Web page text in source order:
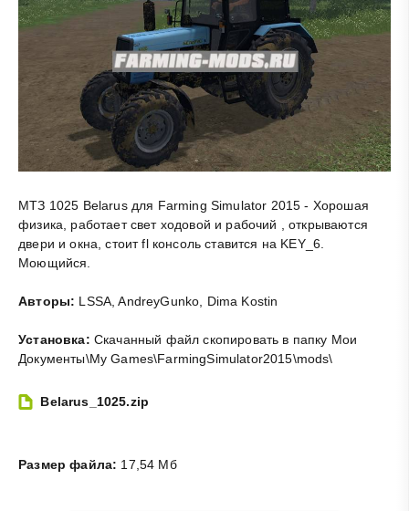
МТЗ 1025 Belarus для Farming Simulator 2015 - Хорошая
физика, работает свет ходовой и рабочий , открываются
двери и окна, стоит fl консоль ставится на KEY_6.
Моющийся.
Авторы: LSSA, AndreyGunko, Dima Kostin
Установка: Скачанный файл скопировать в папку Мои
Документы\My Games\FarmingSimulator2015\mods\
Belarus_1025.zip
Размер файла: 17,54 Мб